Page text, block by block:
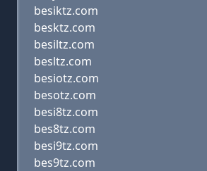
besiktz.com
besktz.com
besiltz.com
besltz.com
besiotz.com
besotz.com
besi8tz.com
bes8tz.com
besi9tz.com
bes9tz.com